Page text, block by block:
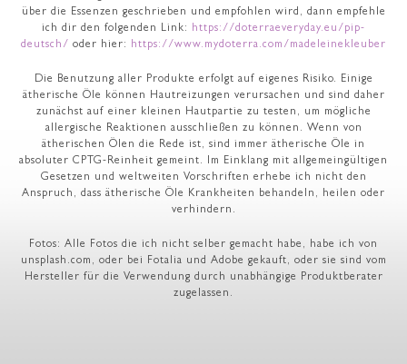
über die Essenzen geschrieben und empfohlen wird, dann empfehle
ich dir den folgenden Link: https://doterraeveryday.eu/pip-
deutsch/ oder hier: https://www.mydoterra.com/madeleinekleuber
Die Benutzung aller Produkte erfolgt auf eigenes Risiko. Einige
ätherische Öle können Hautreizungen verursachen und sind daher
zunächst auf einer kleinen Hautpartie zu testen, um mögliche
allergische Reaktionen ausschließen zu können. Wenn von
ätherischen Ölen die Rede ist, sind immer ätherische Öle in
absoluter CPTG-Reinheit gemeint. Im Einklang mit allgemeingültigen
Gesetzen und weltweiten Vorschriften erhebe ich nicht den
Anspruch, dass ätherische Öle Krankheiten behandeln, heilen oder
verhindern.
Fotos: Alle Fotos die ich nicht selber gemacht habe, habe ich von
unsplash.com, oder bei Fotalia und Adobe gekauft, oder sie sind vom
Hersteller für die Verwendung durch unabhängige Produktberater
zugelassen.